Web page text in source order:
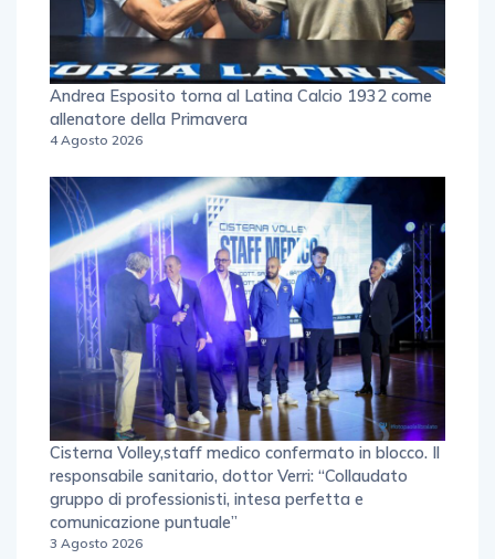
Andrea Esposito torna al Latina Calcio 1932 come
allenatore della Primavera
4 Agosto 2026
Cisterna Volley,staff medico confermato in blocco. Il
responsabile sanitario, dottor Verri: “Collaudato
gruppo di professionisti, intesa perfetta e
comunicazione puntuale”
3 Agosto 2026